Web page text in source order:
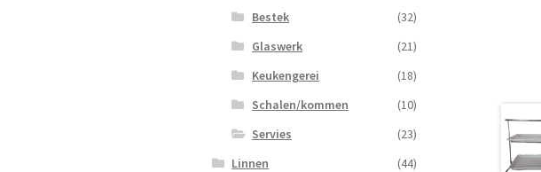
Bestek
(32)
Glaswerk
(21)
Keukengerei
(18)
Schalen/kommen
(10)
Servies
(23)
Linnen
(44)